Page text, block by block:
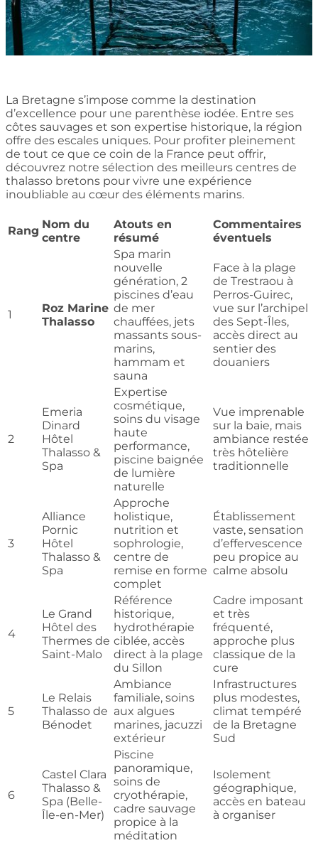
La Bretagne s’impose comme la destination
d’excellence pour une parenthèse iodée. Entre ses
côtes sauvages et son expertise historique, la région
offre des escales uniques. Pour profiter pleinement
de tout ce que ce coin de la France peut offrir,
découvrez notre sélection des meilleurs centres de
thalasso bretons pour vivre une expérience
inoubliable au cœur des éléments marins.
Rang Nom du
centre
Atouts en
résumé
Commentaires
éventuels
1
Roz Marine
Thalasso
Spa marin
nouvelle
génération, 2
piscines d’eau
de mer
chauffées, jets
massants sous-
marins,
hammam et
sauna
Face à la plage
de Trestraou à
Perros-Guirec,
vue sur l’archipel
des Sept-Îles,
accès direct au
sentier des
douaniers
2
Emeria
Dinard
Hôtel
Thalasso &
Spa
Expertise
cosmétique,
soins du visage
haute
performance,
piscine baignée
de lumière
naturelle
Vue imprenable
sur la baie, mais
ambiance restée
très hôtelière
traditionnelle
3
Alliance
Pornic
Hôtel
Thalasso &
Spa
Approche
holistique,
nutrition et
sophrologie,
centre de
remise en forme
complet
Établissement
vaste, sensation
d’effervescence
peu propice au
calme absolu
4
Le Grand
Hôtel des
Thermes de
Saint-Malo
Référence
historique,
hydrothérapie
ciblée, accès
direct à la plage
du Sillon
Cadre imposant
et très
fréquenté,
approche plus
classique de la
cure
5
Le Relais
Thalasso de
Bénodet
Ambiance
familiale, soins
aux algues
marines, jacuzzi
extérieur
Infrastructures
plus modestes,
climat tempéré
de la Bretagne
Sud
6
Castel Clara
Thalasso &
Spa (Belle-
Île-en-Mer)
Piscine
panoramique,
soins de
cryothérapie,
cadre sauvage
propice à la
méditation
Isolement
géographique,
accès en bateau
à organiser